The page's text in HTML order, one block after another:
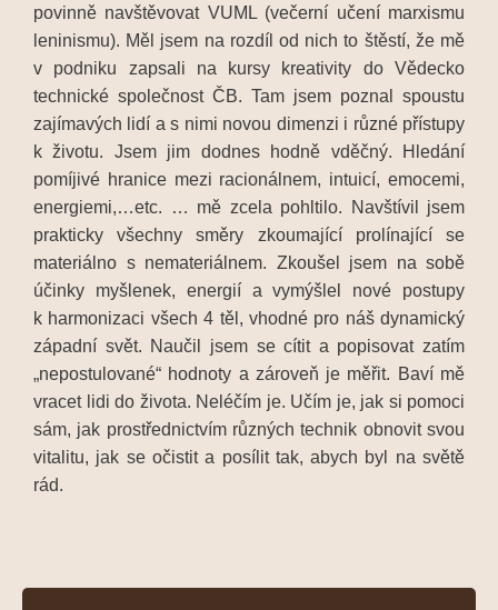
povinně navštěvovat VUML (večerní učení marxismu
leninismu). Měl jsem na rozdíl od nich to štěstí, že mě
v podniku zapsali na kursy kreativity do Vědecko
technické společnost ČB. Tam jsem poznal spoustu
zajímavých lidí a s nimi novou dimenzi i různé přístupy
k životu. Jsem jim dodnes hodně vděčný. Hledání
pomíjivé hranice mezi racionálnem, intuicí, emocemi,
energiemi,…etc. … mě zcela pohltilo. Navštívil jsem
prakticky všechny směry zkoumající prolínající se
materiálno s nemateriálnem. Zkoušel jsem na sobě
účinky myšlenek, energií a vymýšlel nové postupy
k harmonizaci všech 4 těl, vhodné pro náš dynamický
západní svět. Naučil jsem se cítit a popisovat zatím
„nepostulované“ hodnoty a zároveň je měřit. Baví mě
vracet lidi do života. Neléčím je. Učím je, jak si pomoci
sám, jak prostřednictvím různých technik obnovit svou
vitalitu, jak se očistit a posílit tak, abych byl na světě
rád.